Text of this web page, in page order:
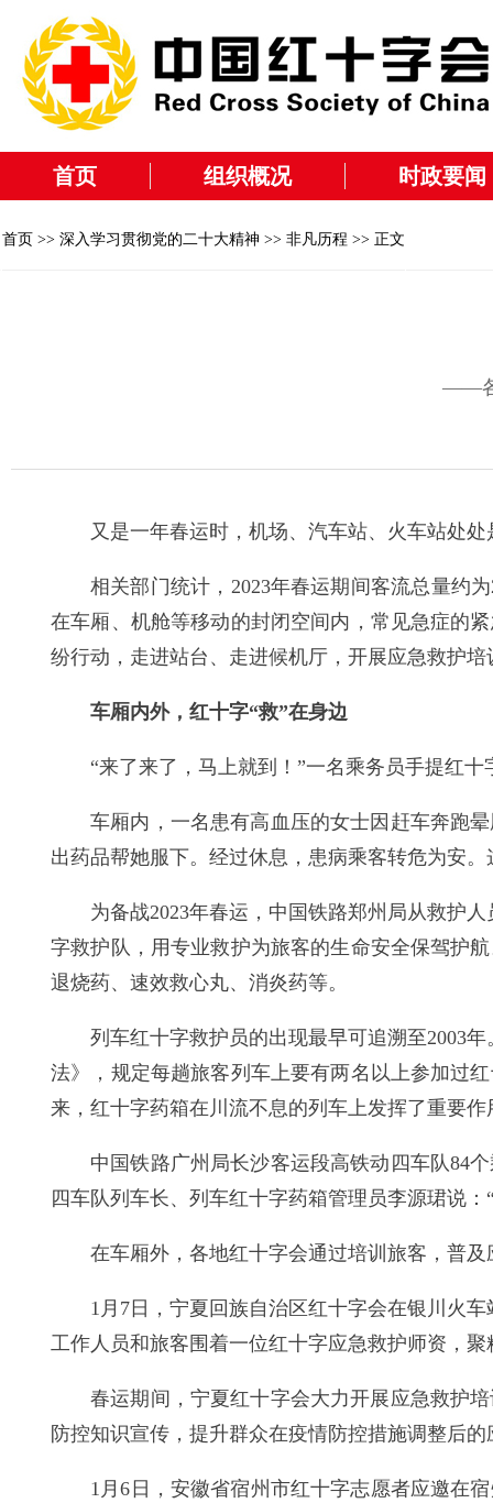
首页 组织概况 时政要闻
首页 >> 深入学习贯彻党的二十大精神 >> 非凡历程 >> 正文
——各
又是一年春运时，机场、汽车站、火车站处
相关部门统计，2023年春运期间客流总量约
在车厢、机舱等移动的封闭空间内，常见急症的
纷行动，走进站台、走进候机厅，开展应急救护
车厢内外，红十字“救”在身边
“来了来了，马上就到！”一名乘务员手提红
车厢内，一名患有高血压的女士因赶车奔跑
出药品帮她服下。经过休息，患病乘客转危为安
为备战2023年春运，中国铁路郑州局从救护
字救护队，用专业救护为旅客的生命安全保驾护
退烧药、速效救心丸、消炎药等。
列车红十字救护员的出现最早可追溯至2003
法》，规定每趟旅客列车上要有两名以上参加过
来，红十字药箱在川流不息的列车上发挥了重要作
中国铁路广州局长沙客运段高铁动四车队84
四车队列车长、列车红十字药箱管理员李源珺说
在车厢外，各地红十字会通过培训旅客，普
1月7日，宁夏回族自治区红十字会在银川火
工作人员和旅客围着一位红十字应急救护师资，
春运期间，宁夏红十字会大力开展应急救护
防控知识宣传，提升群众在疫情防控措施调整后
1月6日，安徽省宿州市红十字志愿者应邀在